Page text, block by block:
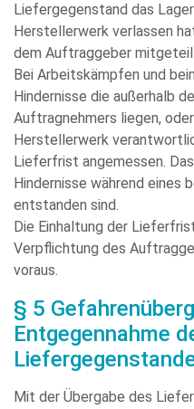
Liefergegenstand das
Herstellerwerk verlassen
dem Auftraggeber
Bei Arbeitskämpfen und
Hindernisse die außerhalb
Auftragnehmers liegen,
Herstellerwerk
Lieferfrist angemessen.
Hindernisse während eines
entstanden sind.
Die Einhaltung der
Verpflichtung des
voraus.
§ 5
Entgegennahme
Mit der Übergabe des